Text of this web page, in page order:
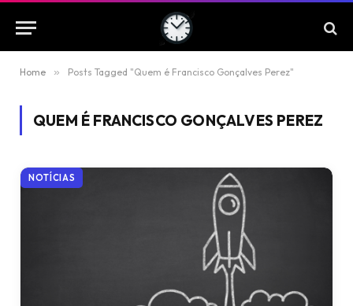
Home » Posts Tagged "Quem é Francisco Gonçalves Perez"
QUEM É FRANCISCO GONÇALVES PEREZ
NOTÍCIAS